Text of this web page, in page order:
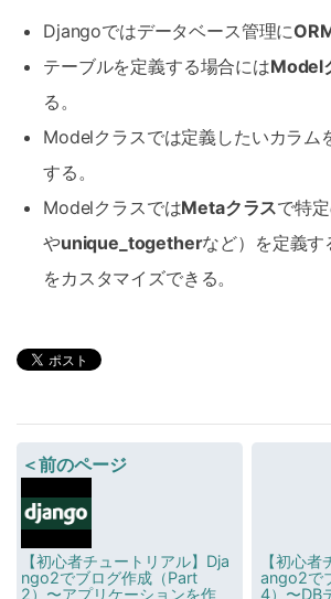
Djangoではデータベース管理に
テーブルを定義する場合にはModel
る。
Modelクラスでは定義したいカラム
する。
ModelクラスではMetaクラスで特
やunique_togetherなど）を定義す
をカスタマイズできる。
＜前のページ
【初心者チュートリアル】Dja
ngo2でブログ作成（Part
2）〜アプリケーションを作
【初心
ango2で
4）〜DB